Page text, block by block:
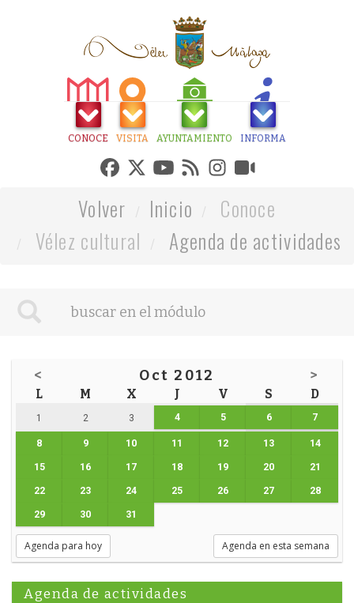
CONOCE VISITA AYUNTAMIENTO INFORMA
Volver Inicio
Conoce
Vélez cultural
Agenda de actividades
< Oct 2012 >
L M X J V S D
1 2 3 4 5 6 7
8 9 10 11 12 13 14
15 16 17 18 19 20 21
22 23 24 25 26 27 28
29 30 31
Agenda para hoy Agenda en esta semana
Agenda de actividades